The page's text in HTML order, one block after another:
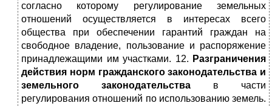
согласно которому регулирование земельных
отношений осуществляется в интересах всего
общества при обеспечении гарантий граждан на
свободное владение, пользование и распоряжение
принадлежащими им участками. 12. Разграничения
действия норм гражданского законодательства и
земельного законодательства в части
регулирования отношений по использованию земель.